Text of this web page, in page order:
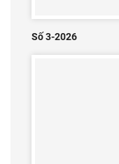
Số 3-2026